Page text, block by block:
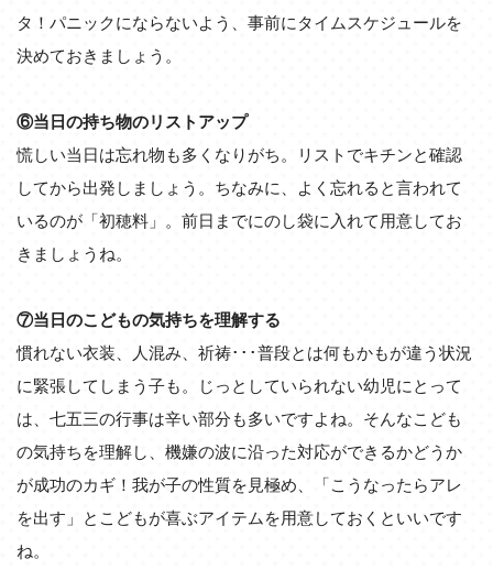
タ！パニックにならないよう、事前にタイムスケジュールを
決めておきましょう。
⑥当日の持ち物のリストアップ
慌しい当日は忘れ物も多くなりがち。リストでキチンと確認
してから出発しましょう。ちなみに、よく忘れると言われて
いるのが「初穂料」。前日までにのし袋に入れて用意してお
きましょうね。
⑦当日のこどもの気持ちを理解する
慣れない衣装、人混み、祈祷･･･普段とは何もかもが違う状況
に緊張してしまう子も。じっとしていられない幼児にとって
は、七五三の行事は辛い部分も多いですよね。そんなこども
の気持ちを理解し、機嫌の波に沿った対応ができるかどうか
が成功のカギ！我が子の性質を見極め、「こうなったらアレ
を出す」とこどもが喜ぶアイテムを用意しておくといいです
ね。